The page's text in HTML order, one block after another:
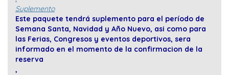
Suplemento
Este paquete tendrá suplemento para el período de
Semana Santa, Navidad y Año Nuevo, asi como para
las Ferias, Congresos y eventos deportivos, sera
informado en el momento de la confirmacion de la
reserva
,